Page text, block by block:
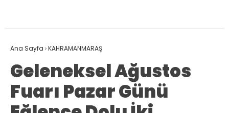
Ana Sayfa ›KAHRAMANMARAŞ
Geleneksel Ağustos
Fuarı Pazar Günü